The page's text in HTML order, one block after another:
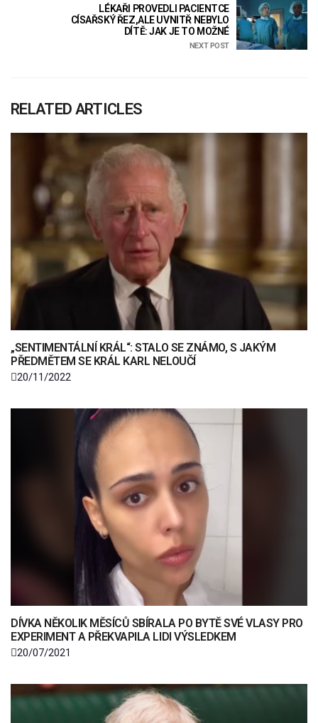
LÉKAŘI PROVEDLI PACIENTCE
CÍSAŘSKÝ ŘEZ,ALE UVNITŘ NEBYLO
DÍTĚ: JAK JE TO MOŽNÉ
NEXT POST
RELATED ARTICLES
„SENTIMENTÁLNÍ KRÁL“: STALO SE ZNÁMO, S JAKÝM
PŘEDMĚTEM SE KRÁL KARL NELOUČÍ
20/11/2022
DÍVKA NĚKOLIK MĚSÍCŮ SBÍRALA PO BYTĚ SVÉ VLASY PRO
EXPERIMENT A PŘEKVAPILA LIDI VÝSLEDKEM
20/07/2021